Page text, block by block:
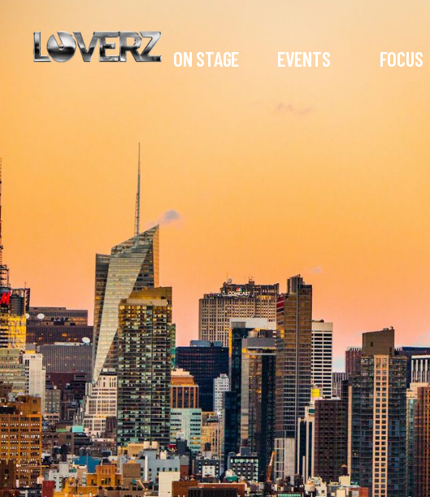
ON STAGE EVENTS FOCUS